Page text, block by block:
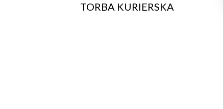
TORBA KURIERSKA